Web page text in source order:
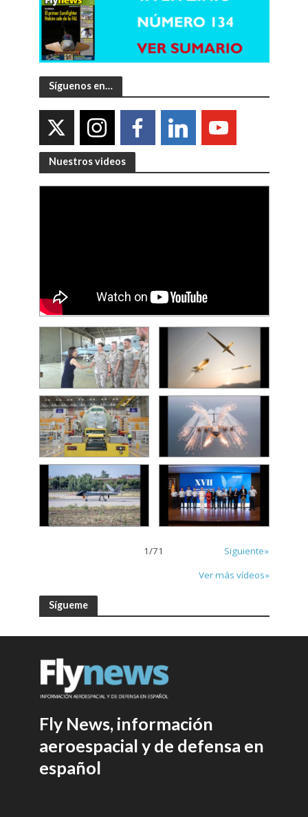
Síguenos en…
Nuestros videos
1/71
Siguiente»
Ver más vídeos»
Sígueme
Fly News, información
aeroespacial y de defensa en
español